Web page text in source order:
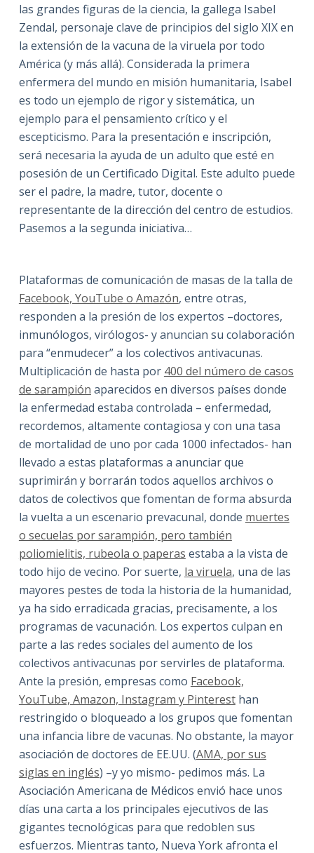
las grandes figuras de la ciencia, la gallega Isabel
Zendal, personaje clave de principios del siglo XIX en
la extensión de la vacuna de la viruela por todo
América (y más allá). Considerada la primera
enfermera del mundo en misión humanitaria, Isabel
es todo un ejemplo de rigor y sistemática, un
ejemplo para el pensamiento crítico y el
escepticismo. Para la presentación e inscripción,
será necesaria la ayuda de un adulto que esté en
posesión de un Certificado Digital. Este adulto puede
ser el padre, la madre, tutor, docente o
representante de la dirección del centro de estudios.
Pasemos a la segunda iniciativa…
Plataformas de comunicación de masas de la talla de
Facebook, YouTube o Amazón, entre otras,
responden a la presión de los expertos –doctores,
inmunólogos, virólogos- y anuncian su colaboración
para “enmudecer” a los colectivos antivacunas.
Multiplicación de hasta por 400 del número de casos
de sarampión aparecidos en diversos países donde
la enfermedad estaba controlada – enfermedad,
recordemos, altamente contagiosa y con una tasa
de mortalidad de uno por cada 1000 infectados- han
llevado a estas plataformas a anunciar que
suprimirán y borrarán todos aquellos archivos o
datos de colectivos que fomentan de forma absurda
la vuelta a un escenario prevacunal, donde muertes
o secuelas por sarampión, pero también
poliomielitis, rubeola o paperas estaba a la vista de
todo hijo de vecino. Por suerte, la viruela, una de las
mayores pestes de toda la historia de la humanidad,
ya ha sido erradicada gracias, precisamente, a los
programas de vacunación. Los expertos culpan en
parte a las redes sociales del aumento de los
colectivos antivacunas por servirles de plataforma.
Ante la presión, empresas como Facebook,
YouTube, Amazon, Instagram y Pinteresthan
restringido o bloqueado a los grupos que fomentan
una infancia libre de vacunas. No obstante, la mayor
asociación de doctores de EE.UU. (AMA, por sus
siglas en inglés) –y yo mismo- pedimos más. La
Asociación Americana de Médicos envió hace unos
días una carta a los principales ejecutivos de las
gigantes tecnológicas para que redoblen sus
esfuerzos. Mientras tanto, Nueva York afronta el